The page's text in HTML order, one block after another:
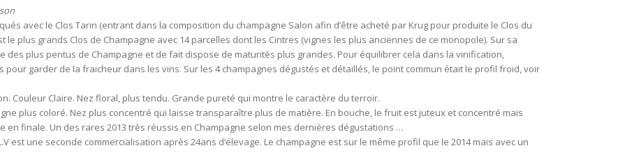
avec le Clos Tarin (entrant dans la composition du champagne Salon afin d’être acheté par Krug pour produite le Clos du
le plus grands Clos de Champagne avec 14 parcelles dont les Cintres (vignes les plus anciennes de ce monopole). Sur sa
des plus pentus de Champagne et de fait dispose de maturités plus grandes. Pour équilibrer cela dans la vinification,
garder de la fraicheur dans les vins. Sur les 4 champagnes dégustés et détaillés, le point commun était le profil froid, voir
Couleur Claire. Nez floral, plus tendu. Grande pureté qui montre le caractère du terroir.
plus coloré. Nez plus concentré qui laisse transparaître plus de matière. En bouche, le fruit est juteux et concentré mais
finale. Un des rares 2013 très réussis en Champagne selon mes dernières dégustations …
est une seconde commercialisation après 24ans d’élevage. Le champagne est sur le même profil que le 2014 mais avec un